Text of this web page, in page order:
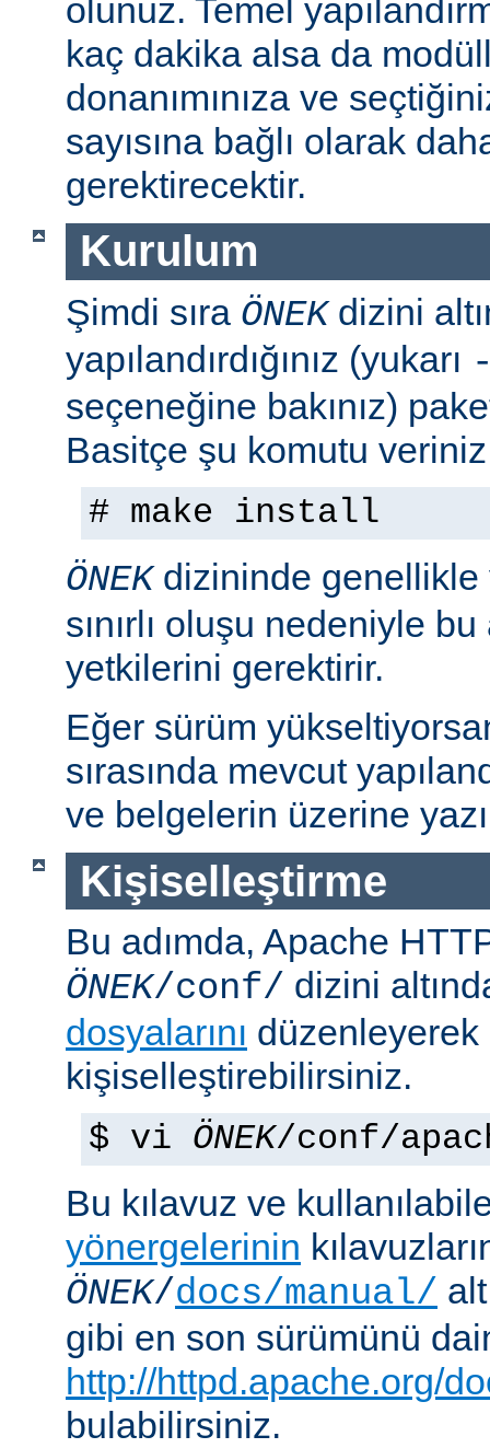
olunuz. Temel
kaç dakika alsa da
donanımınıza ve
sayısına bağlı olarak
gerektirecektir.
Kurulum
Şimdi sıra ÖNEKdizini
yapılandırdığınız (yukarı
seçeneğine bakınız)
Basitçe şu komutu
# make install
ÖNEKdizininde genellikle
sınırlı oluşu nedeniyle
yetkilerini gerektirir.
Eğer sürüm
sırasında mevcut
ve belgelerin üzerine
Kişiselleştirme
Bu adımda, Apache
ÖNEK/conf/ dizini
dosyalarını düzenleyerek
kişiselleştirebilirsiniz.
$ vi ÖNEK/conf/
Bu kılavuz ve
yönergelerinin
ÖNEK/docs/manual/
gibi en son sürümünü
http://httpd.apache.org/
bulabilirsiniz.